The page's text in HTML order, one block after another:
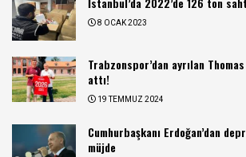
8 OCAK 2023
Trabzonspor’dan ayrılan
attı!
19 TEMMUZ 2024
Cumhurbaşkanı Erdoğan’dan
müjde